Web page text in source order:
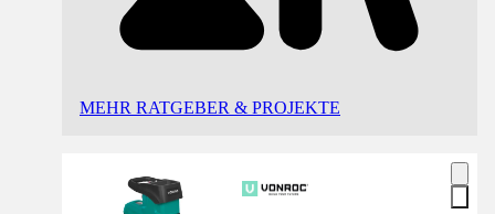
MEHR RATGEBER & PROJEKTE